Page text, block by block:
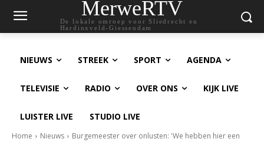
MerweRTV
De lokale omroep voor Sliedrecht en
Hardinxveld-Giessendam
NIEUWS STREEK SPORT AGENDA
TELEVISIE RADIO OVER ONS KIJK LIVE
LUISTER LIVE STUDIO LIVE
Home Nieuws
Burgemeester over onlusten: 'We hebben hier een